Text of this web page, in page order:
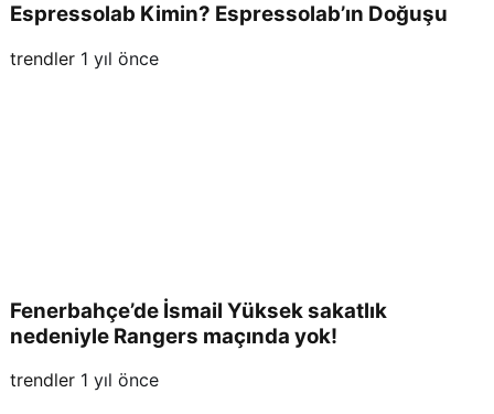
Espressolab Kimin? Espressolab’ın Doğuşu
trendler 1 yıl önce
Fenerbahçe’de İsmail Yüksek sakatlık
nedeniyle Rangers maçında yok!
trendler 1 yıl önce